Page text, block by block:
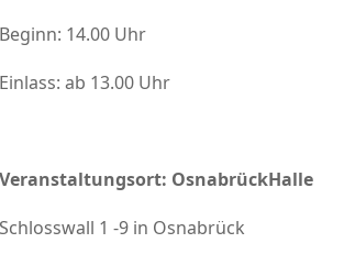
Beginn: 14.00 Uhr
Einlass: ab 13.00 Uhr
Veranstaltungsort: OsnabrückHalle
Schlosswall 1 -9 in Osnabrück